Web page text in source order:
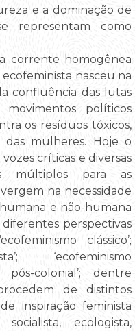
e a dominação de
representam como
corrente homogênea
nasceu na
confluência das lutas
políticos
os resíduos tóxicos,
mulheres. Hoje o
críticas e diversas
múltiplos para as
na necessidade
e não-humana
perspectivas
clássico’;
‘ecofeminismo
pós-colonial’; dentre
de distintos
inspiração feminista
ecologista,